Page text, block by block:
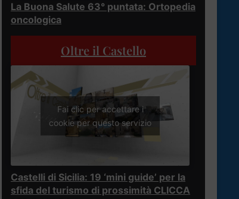
La Buona Salute 63° puntata: Ortopedia
oncologica
Oltre il Castello
Fai clic per accettare i
cookie per questo servizio
Castelli di Sicilia: 19 ‘mini guide’ per la
sfida del turismo di prossimità CLICCA